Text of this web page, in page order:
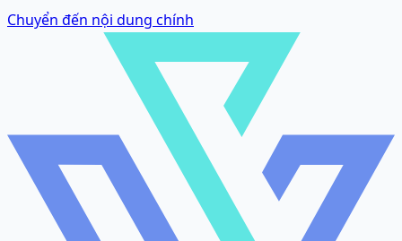
Chuyển đến nội dung chính